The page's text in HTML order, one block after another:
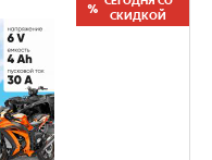
СКИДКОЙ